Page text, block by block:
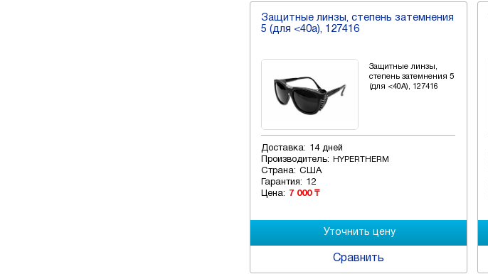
Защитные линзы, степень затемнения
5 (для <40a), 127416
Защитные линзы,
степень затемнения 5
(для <40A), 127416
Доставка: 14 дней
Производитель:
HYPERTHERM
Страна: США
Гарантия: 12
Цена: 7 000 ₸
Сравнить